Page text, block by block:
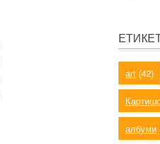
art (42)
албуми